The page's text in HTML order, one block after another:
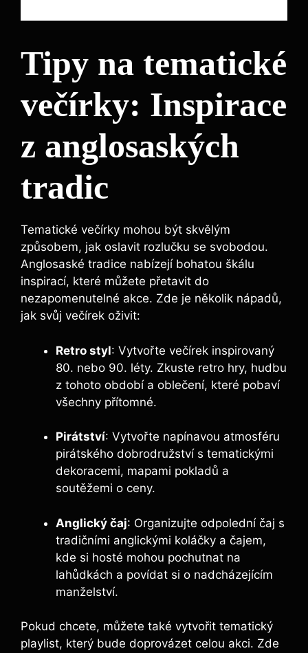
Tipy na tematické
večírky: Inspirace
z anglosaských
tradic
Tematické večírky mohou být skvělým
způsobem, jak oslavit rozlučku se svobodou.
Anglosaské tradice nabízejí bohatou škálu
inspirací, které můžete přetavit do
nezapomenutelné akce. Zde je několik nápadů,
jak svůj večírek oživit:
Retro styl: Vytvořte večírek inspirovaný
80. nebo 90. léty. Zkuste retro hry, hudbu
z tohoto období a oblečení, které pobaví
všechny přítomné.
Pirátství: Vytvořte napínavou atmosféru
pirátského dobrodružství s tematickými
dekoracemi, mapami pokladů a
soutěžemi o ceny.
Anglický čaj: Organizujte odpolední čaj s
tradičními anglickými koláčky a čajem,
kde si hosté mohou pochutnat na
lahůdkách a povídat si o nadcházejícím
manželství.
Pokud chcete, můžete také vytvořit tematický
playlist, který bude doprovázet celou akci. Zde